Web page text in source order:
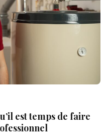
est temps de faire